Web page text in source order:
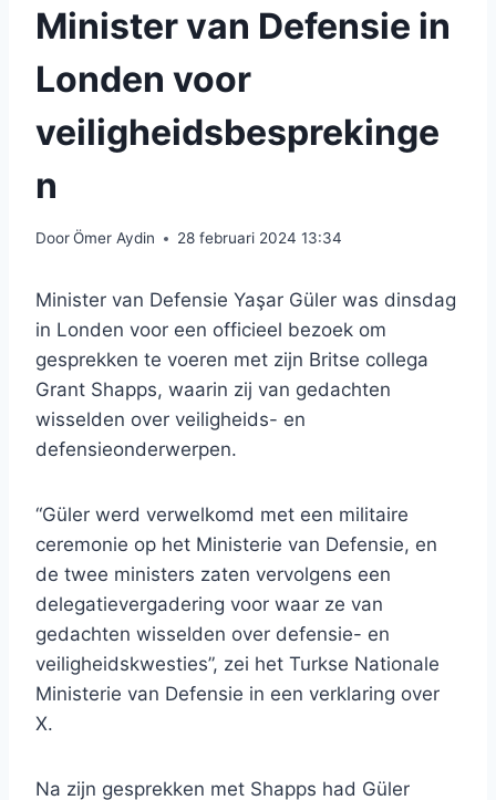
Minister van Defensie in
Londen voor
veiligheidsbesprekinge
n
DoorÖmer Aydin 28 februari 2024 13:34
Minister van Defensie Yaşar Güler was dinsdag
in Londen voor een officieel bezoek om
gesprekken te voeren met zijn Britse collega
Grant Shapps, waarin zij van gedachten
wisselden over veiligheids- en
defensieonderwerpen.
“Güler werd verwelkomd met een militaire
ceremonie op het Ministerie van Defensie, en
de twee ministers zaten vervolgens een
delegatievergadering voor waar ze van
gedachten wisselden over defensie- en
veiligheidskwesties”, zei het Turkse Nationale
Ministerie van Defensie in een verklaring over
X.
Na zijn gesprekken met Shapps had Güler